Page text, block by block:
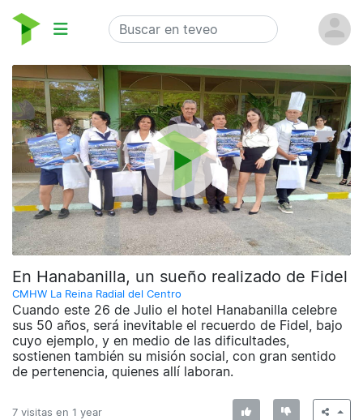
En Hanabanilla, un sueño realizado de Fidel
CMHW La Reina Radial del Centro
Cuando este 26 de Julio el hotel Hanabanilla celebre
sus 50 años, será inevitable el recuerdo de Fidel, bajo
cuyo ejemplo, y en medio de las dificultades,
sostienen también su misión social, con gran sentido
de pertenencia, quienes allí laboran.
7 visitas en 1 year